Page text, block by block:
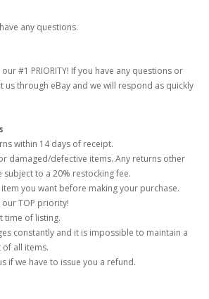
any questions.
#1 PRIORITY! If you have any questions or
us through eBay and we will respond as quickly
within 14 days of receipt.
damaged/defective items. Any returns other
to a 20% restocking fee.
you want before making your purchase.
TOP priority!
time of listing.
constantly and it is impossible to maintain a
all items.
if we have to issue you a refund.